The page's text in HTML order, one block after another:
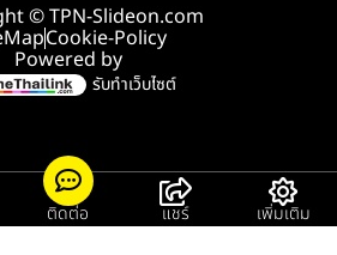
© TPN-Slideon.com
Cookie-Policy
Powered by
รับทำเว็บไซต์
ติดต่อ แชร์ เพิ่มเติม